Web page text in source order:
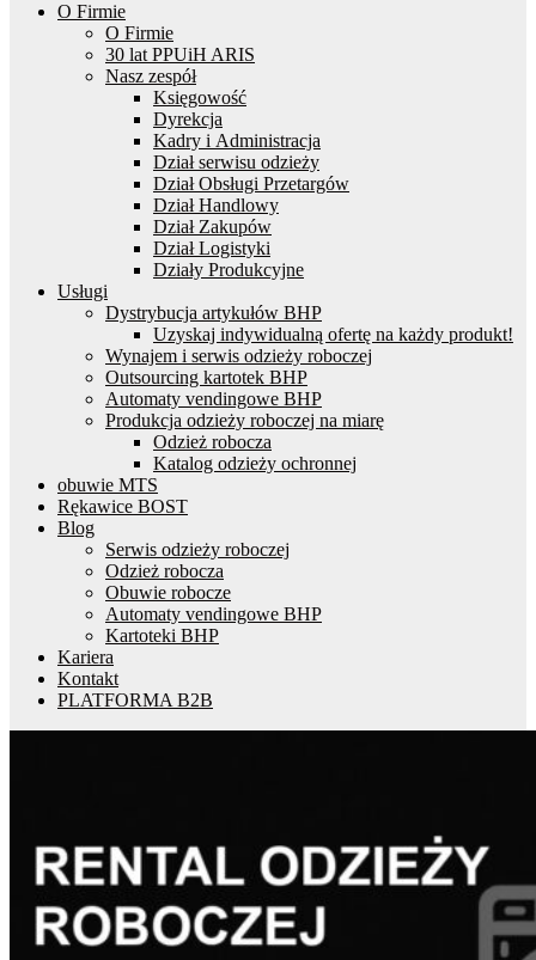
O Firmie
O Firmie
30 lat PPUiH ARIS
Nasz zespół
Księgowość
Dyrekcja
Kadry i Administracja
Dział serwisu odzieży
Dział Obsługi Przetargów
Dział Handlowy
Dział Zakupów
Dział Logistyki
Działy Produkcyjne
Usługi
Dystrybucja artykułów BHP
Uzyskaj indywidualną ofertę na każdy produkt!
Wynajem i serwis odzieży roboczej
Outsourcing kartotek BHP
Automaty vendingowe BHP
Produkcja odzieży roboczej na miarę
Odzież robocza
Katalog odzieży ochronnej
obuwie MTS
Rękawice BOST
Blog
Serwis odzieży roboczej
Odzież robocza
Obuwie robocze
Automaty vendingowe BHP
Kartoteki BHP
Kariera
Kontakt
PLATFORMA B2B